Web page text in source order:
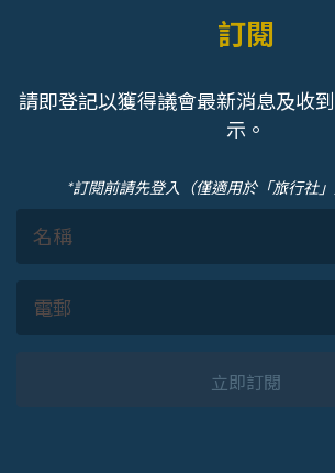
訂閱
請即登記以獲得議會最新消息及收
示。
*訂閱前請先登入（僅適用於「旅行社
立即訂閱